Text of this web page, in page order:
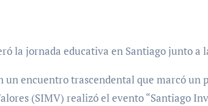
la jornada educativa en Santiago junto
un encuentro trascendental que marcó
(SIMV) realizó el evento “Santiago